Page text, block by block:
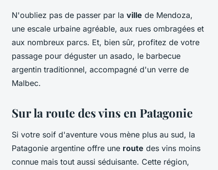
N'oubliez pas de passer par la ville de Mendoza,
une escale urbaine agréable, aux rues ombragées et
aux nombreux parcs. Et, bien sûr, profitez de votre
passage pour déguster un asado, le barbecue
argentin traditionnel, accompagné d'un verre de
Malbec.
Sur la route des vins en Patagonie
Si votre soif d'aventure vous mène plus au sud, la
Patagonie argentine offre une route des vins moins
connue mais tout aussi séduisante. Cette région,